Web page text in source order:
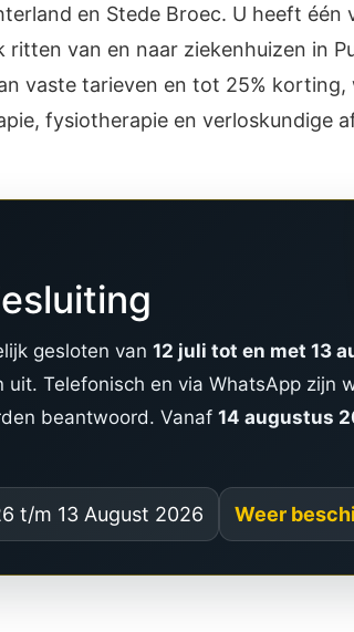
en Stede Broec. U heeft
ritten van en naar ziekenhuizen in
vaste tarieven en tot 25%
fysiotherapie en verloskundige
gesloten van 12 juli tot en met 13
Telefonisch en via WhatsApp zijn
beantwoord. Vanaf 14 augustus
t/m 13 August 2026 Weer